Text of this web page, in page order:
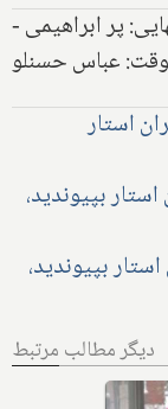
پر ابراهیمی -
عباس حسنلو
استار
استار بپیوندید،
استار بپیوندید،
دیگر مطالب مرتبط